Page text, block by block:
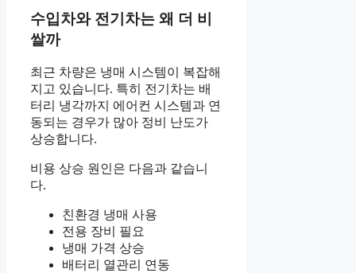
수입차와 전기차는 왜 더 비
쌀까
최근 차량은 냉매 시스템이 복잡해
지고 있습니다. 특히 전기차는 배
터리 냉각까지 에어컨 시스템과 연
동되는 경우가 많아 정비 난도가
상승합니다.
비용 상승 원인은 다음과 같습니
다.
친환경 냉매 사용
전용 장비 필요
냉매 가격 상승
배터리 열관리 연동